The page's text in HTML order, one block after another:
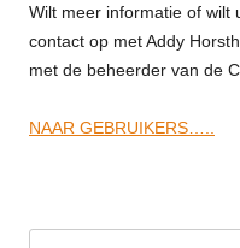
Wilt meer informatie of wilt
contact op met Addy
met de beheerder van de
NAAR GEBRUIKERS…..